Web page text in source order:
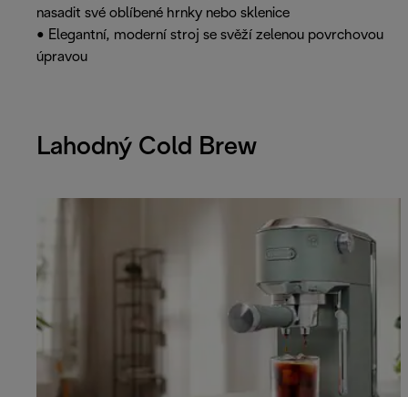
nasadit své oblíbené hrnky nebo sklenice
• Elegantní, moderní stroj se svěží zelenou povrchovou
úpravou
Lahodný Cold Brew